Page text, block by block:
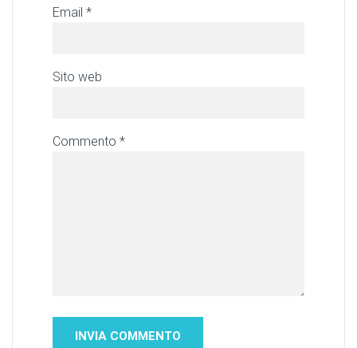
Email *
Sito web
Commento *